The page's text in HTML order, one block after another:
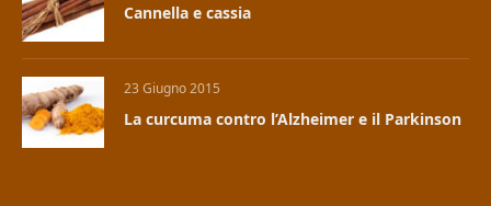
Cannella e cassia
23 Giugno 2015
La curcuma contro l’Alzheimer e il Parkinson